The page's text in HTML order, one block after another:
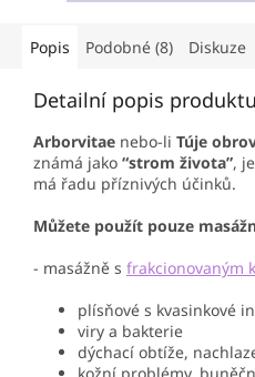
Popis Podobné (8) Diskuze
Detailní popis produktu
Arborvitae nebo-li Túje
známá jako “strom života”,
má řadu příznivých účinků.
Můžete použít pouze
- masážně s frakcionovaným
plísňové s kvasinkové
viry a bakterie
dýchací obtíže,
kožní problémy,